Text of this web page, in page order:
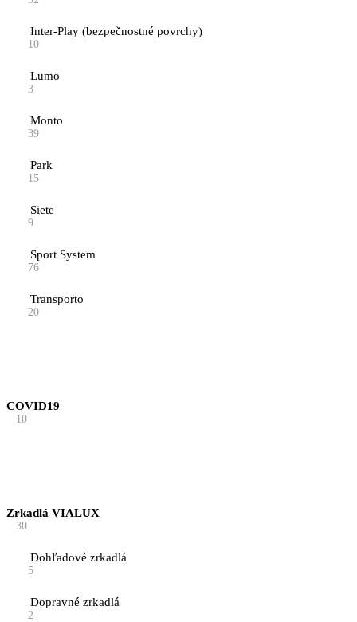
Inter-Play (bezpečnostné povrchy)
10
Lumo
3
Monto
39
Park
15
Siete
9
Sport System
76
Transporto
20
COVID19
10
Zrkadlá VIALUX
30
Dohľadové zrkadlá
5
Dopravné zrkadlá
2